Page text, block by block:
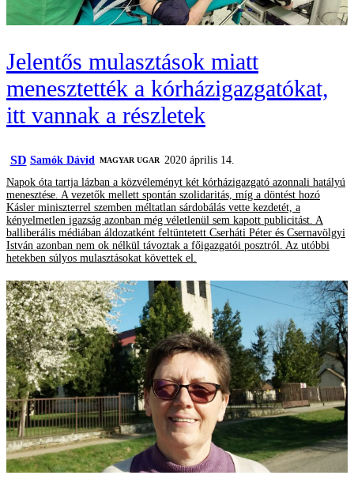
Jelentős mulasztások miatt
menesztették a kórházigazgatókat,
itt vannak a részletek
SD Samók Dávid MAGYAR UGAR
2020 április 14.
Napok óta tartja lázban a közvéleményt két kórházigazgató azonnali hatályú
menesztése. A vezetők mellett spontán szolidaritás, míg a döntést hozó
Kásler miniszterrel szemben méltatlan sárdobálás vette kezdetét, a
kényelmetlen igazság azonban még véletlenül sem kapott publicitást. A
balliberális médiában áldozatként feltüntetett Cserháti Péter és Csernavölgyi
István azonban nem ok nélkül távoztak a főigazgatói posztról. Az utóbbi
hetekben súlyos mulasztásokat követtek el.